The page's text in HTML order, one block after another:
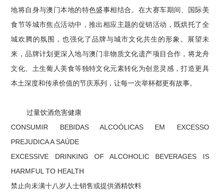
地将自身与澳门本地的特色盛事相结合。在大赛车期间、国际美
食节等城市焦点活动中，推出相应主题的促销活动，既烘托了全
城欢腾的氛围，也强化了品牌与城市文化共生的形象。展望未
来，品牌计划更深入地与澳门非物质文化遗产项目合作，将龙舟
文化、土生葡人美食等独特文化元素转化为创意灵感，打造更具
本土深度和传承价值的节庆系列，让每一次举杯都更有故事。
过量饮酒危害健康
CONSUMIR BEBIDAS ALCOÓLICAS EM EXCESSO
PREJUDICA A SAÚDE
EXCESSIVE DRINKING OF ALCOHOLIC BEVERAGES IS
HARMFUL TO HEALTH
禁止向未满十八岁人士销售或提供酒精饮料